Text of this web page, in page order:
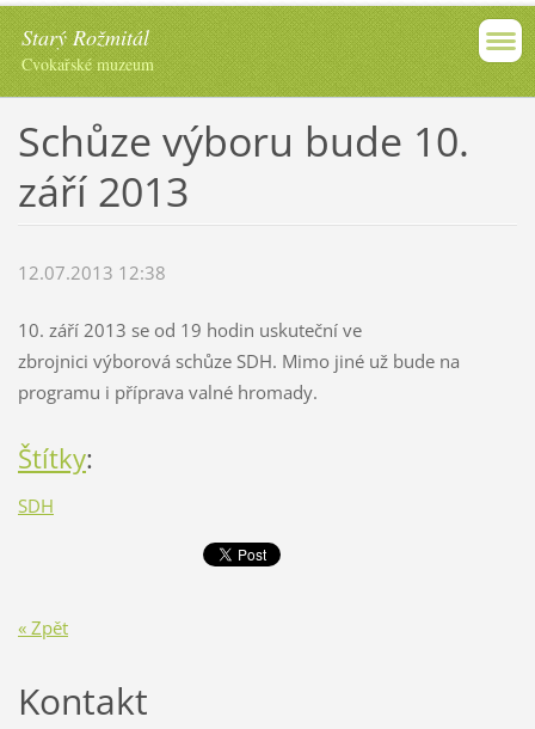
Starý Rožmitál
Cvokařské muzeum
Schůze výboru bude 10.
září 2013
12.07.2013 12:38
10. září 2013 se od 19 hodin uskuteční ve
zbrojnici výborová schůze SDH. Mimo jiné už bude na
programu i příprava valné hromady.
Štítky:
SDH
« Zpět
Kontakt